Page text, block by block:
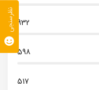
932
598
517
نظرسنجی